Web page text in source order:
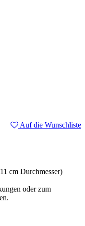
Auf die Wunschliste
cm Durchmesser)
oder zum